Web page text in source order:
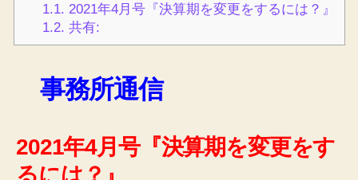
1.1. 2021年4月号『決算期を変更をするには？』
1.2. 共有:
事務所通信
2021年4月号『決算期を変更をす